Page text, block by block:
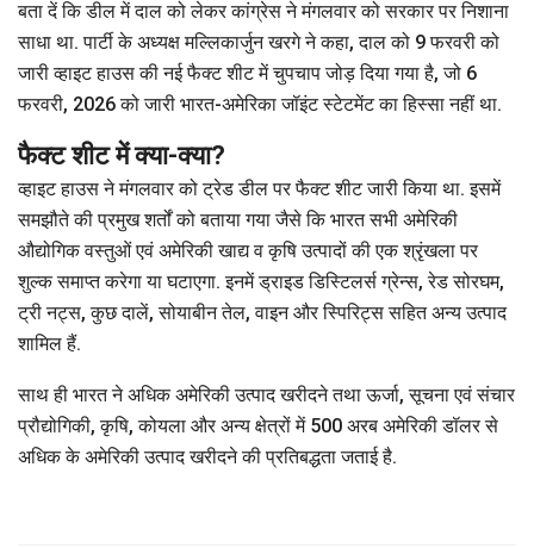
बता दें कि डील में दाल को लेकर कांग्रेस ने मंगलवार को सरकार पर निशाना
साधा था. पार्टी के अध्यक्ष मल्लिकार्जुन खरगे ने कहा, दाल को 9 फरवरी को
जारी व्हाइट हाउस की नई फैक्ट शीट में चुपचाप जोड़ दिया गया है, जो 6
फरवरी, 2026 को जारी भारत-अमेरिका जॉइंट स्टेटमेंट का हिस्सा नहीं था.
फैक्ट शीट में क्या-क्या?
व्हाइट हाउस ने मंगलवार को ट्रेड डील पर फैक्ट शीट जारी किया था. इसमें
समझौते की प्रमुख शर्तों को बताया गया जैसे कि भारत सभी अमेरिकी
औद्योगिक वस्तुओं एवं अमेरिकी खाद्य व कृषि उत्पादों की एक श्रृंखला पर
शुल्क समाप्त करेगा या घटाएगा. इनमें ड्राइड डिस्टिलर्स ग्रेन्स, रेड सोरघम,
ट्री नट्स, कुछ दालें, सोयाबीन तेल, वाइन और स्पिरिट्स सहित अन्य उत्पाद
शामिल हैं.
साथ ही भारत ने अधिक अमेरिकी उत्पाद खरीदने तथा ऊर्जा, सूचना एवं संचार
प्रौद्योगिकी, कृषि, कोयला और अन्य क्षेत्रों में 500 अरब अमेरिकी डॉलर से
अधिक के अमेरिकी उत्पाद खरीदने की प्रतिबद्धता जताई है.